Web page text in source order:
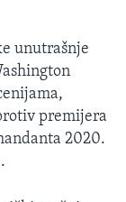
unutrašnje
premijera
2020.